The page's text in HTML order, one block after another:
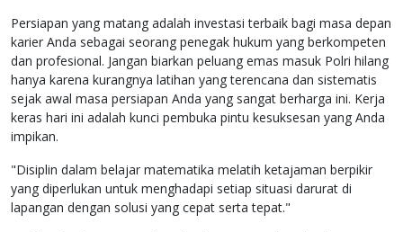
Persiapan yang matang adalah investasi terbaik bagi masa depan
karier Anda sebagai seorang penegak hukum yang berkompeten
dan profesional. Jangan biarkan peluang emas masuk Polri hilang
hanya karena kurangnya latihan yang terencana dan sistematis
sejak awal masa persiapan Anda yang sangat berharga ini. Kerja
keras hari ini adalah kunci pembuka pintu kesuksesan yang Anda
impikan.
"Disiplin dalam belajar matematika melatih ketajaman berpikir
yang diperlukan untuk menghadapi setiap situasi darurat di
lapangan dengan solusi yang cepat serta tepat."